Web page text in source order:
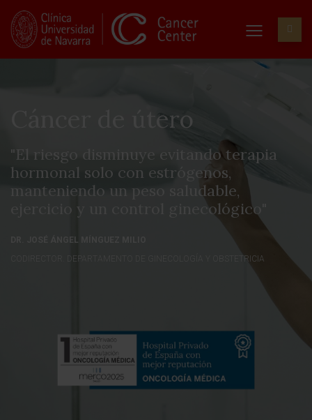
Cáncer de útero
"El riesgo disminuye evitando terapia
hormonal solo con estrógenos,
manteniendo un peso saludable,
ejercicio y un control ginecológico"
DR. JOSÉ ÁNGEL MÍNGUEZ MILIO
CODIRECTOR. DEPARTAMENTO DE GINECOLOGÍA Y OBSTETRICIA